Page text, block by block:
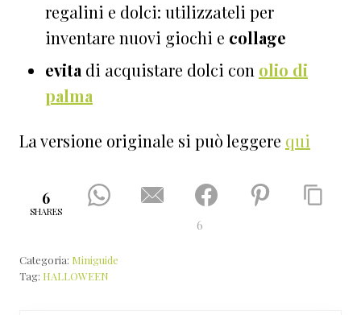
regalini e dolci: utilizzateli per
inventare nuovi giochi e collage
evita di acquistare dolci con olio di
palma
La versione originale si può leggere qui
6
SHARES
6
Categoria: Miniguide
Tag: HALLOWEEN